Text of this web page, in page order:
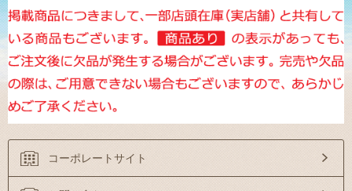
コーポレートサイト